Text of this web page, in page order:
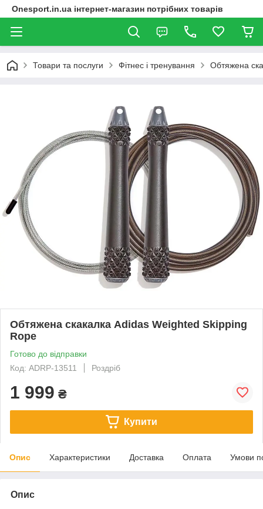
Onesport.in.ua інтернет-магазин потрібних товарів
Товари та послуги Фітнес і тренування Обтяжена
Обтяжена скакалка Adidas Weighted Skipping
Rope
Готово до відправки
Код: ADRP-13511
Роздріб
1 999 ₴
Купити
Опис Характеристики Доставка Оплата Умови
Опис